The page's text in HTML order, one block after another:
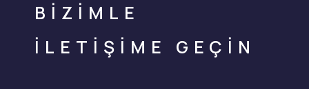
BİZİMLE
İLETİŞİME GEÇİN